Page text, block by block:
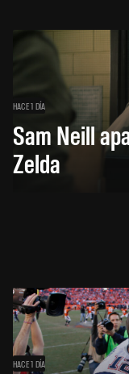
HACE 1 DÍA
Sam Neill
Zelda
HACE 1 DÍA